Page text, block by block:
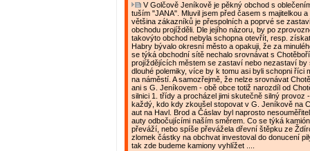
V Golčově Jeníkově je pěkný obchod s
tuším "JANA". Mluvil jsem před časem s majitelkou
většina zákazníků je přespolních a poprvé se
obchodu projížděli. Dle jejího názoru, by po
takovýto obchod nebyla schopna otevřít, resp.
Habry bývalo okresní město a opakuji, že za
se týká obchodní sítě nechalo srovnávat s
projíždějících městem se zastaví nebo nezastaví by
dlouhé polemiky, více by k tomu asi byli schopni říci
na náměstí. A samozřejmě, že nelze srovnávat
ani s G. Jeníkovem - obě obce totiž narozdíl od
silnici 1. třídy a procházel jimi skutečně silný provoz
každý, kdo kdy zkoušel stopovat v G. Jeníkově na
aut na Havl. Brod a Čáslav byl naprosto
auty odbočujícími naším směrem. Co se týká
převáží, nebo spíše převážela dřevní štěpku ze
zlomek částky na obchvat investoval do donucení
tak zde budeme kamiony vyhlížet ....